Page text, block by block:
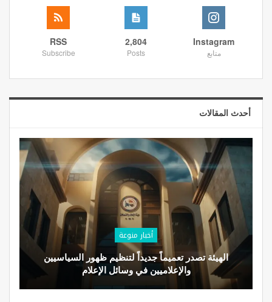
Instagram
متابع
2,804
Posts
RSS
Subscribe
أحدث المقالات
أخبار منوعة
الهيئة تصدر تعميماً جديداً لتنظيم ظهور السياسيين
والإعلاميين في وسائل الإعلام